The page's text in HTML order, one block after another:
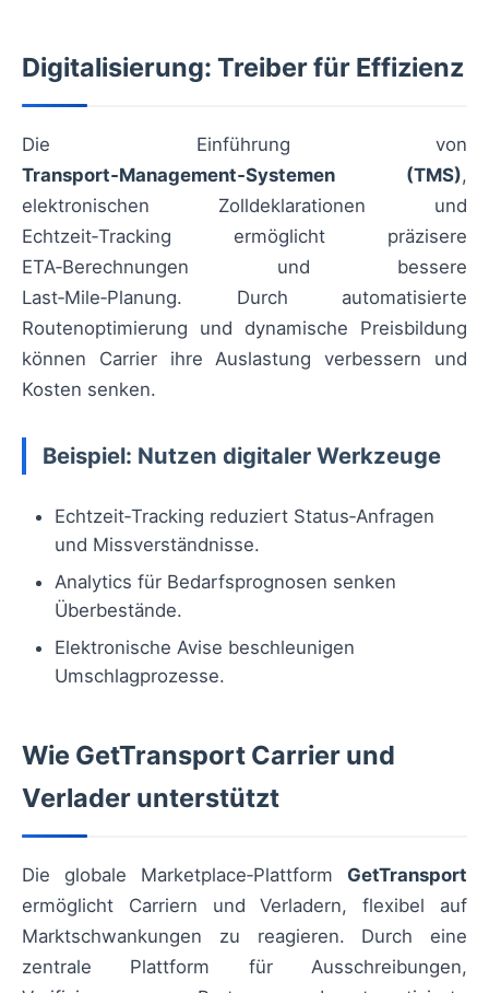
Digitalisierung: Treiber für Effizienz
Die Einführung von
Transport‑Management‑Systemen (TMS),
elektronischen Zolldeklarationen und
Echtzeit‑Tracking ermöglicht präzisere
ETA‑Berechnungen und bessere
Last‑Mile‑Planung. Durch automatisierte
Routenoptimierung und dynamische Preisbildung
können Carrier ihre Auslastung verbessern und
Kosten senken.
Beispiel: Nutzen digitaler Werkzeuge
Echtzeit‑Tracking reduziert Status‑Anfragen
und Missverständnisse.
Analytics für Bedarfsprognosen senken
Überbestände.
Elektronische Avise beschleunigen
Umschlagprozesse.
Wie GetTransport Carrier und
Verlader unterstützt
Die globale Marketplace‑Plattform GetTransport
ermöglicht Carriern und Verladern, flexibel auf
Marktschwankungen zu reagieren. Durch eine
zentrale Plattform für Ausschreibungen,